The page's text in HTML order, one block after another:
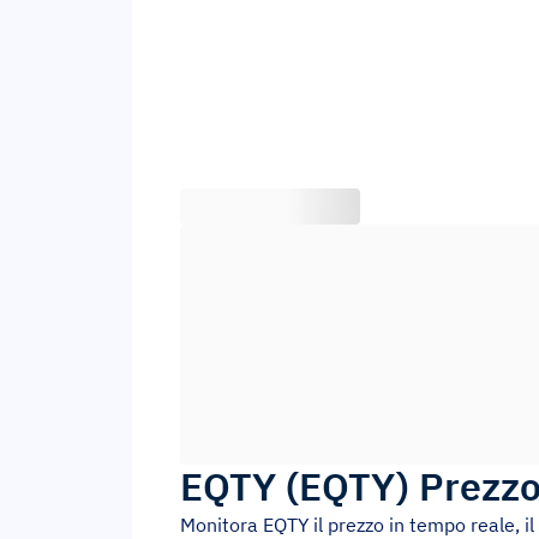
EQTY (EQTY)
Monitora EQTY il prezzo in tempo reale,